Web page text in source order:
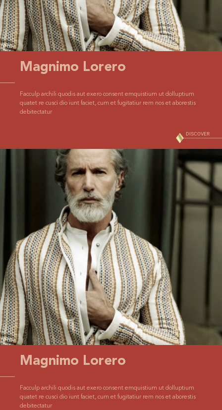
Magnimo Lorero
Facculp archili quodis aut exero consent emquistium ut dolluptium
quatet re cusci dio iunt faciet, cum et fugitatiur rem nos et aborestis
debitectatur
DISCOVER
Magnimo Lorero
Facculp archili quodis aut exero consent emquistium ut dolluptium
quatet re cusci dio iunt faciet, cum et fugitatiur rem nos et aborestis
debitectatur